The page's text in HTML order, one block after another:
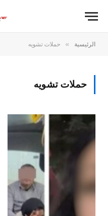
الرئيسية » حملات تشويه
حملات تشويه